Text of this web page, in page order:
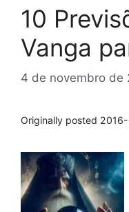
10
Vanga
4 de novembro de
Originally posted